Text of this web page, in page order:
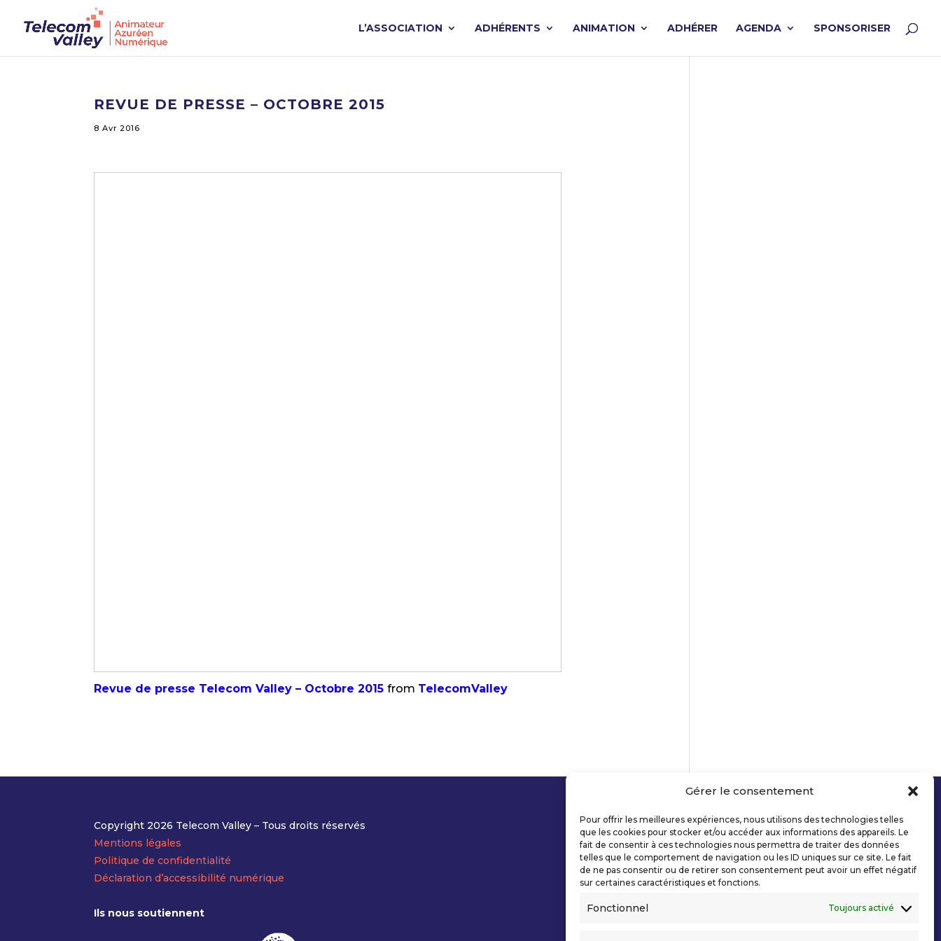
Gérer le consentement
Pour offrir les meilleures expériences, nous utilisons des technologies telles
que les cookies pour stocker et/ou accéder aux informations des appareils. Le
fait de consentir à ces technologies nous permettra de traiter des données
telles que le comportement de navigation ou les ID uniques sur ce site. Le fait
de ne pas consentir ou de retirer son consentement peut avoir un effet négatif
sur certaines caractéristiques et fonctions.
Fonctionnel Toujours activé
L’ASSOCIATION ADHÉRENTS ANIMATION ADHÉRER AGENDA SPONSORISER
REVUE DE PRESSE – OCTOBRE 2015
8 Avr 2016
Revue de presse Telecom Valley – Octobre 2015 from TelecomValley
Copyright 2026 Telecom Valley – Tous droits réservés
Mentions légales
Politique de confidentialité
Déclaration d’accessibilité numérique
Ils nous soutiennent